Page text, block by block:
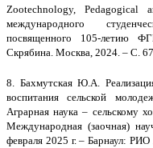
Zootechnology,
международного
посвященного 105-
Скрябина. Москва, 2024. – С.
8. Бахмутская Ю.А.
воспитания сельской
Аграрная наука – сельскому
Международная (заочная)
февраля 2025 г. – Барнаул: